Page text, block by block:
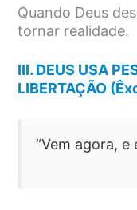
Quando Deus
tornar realidade.
III. DEUS USA
LIBERTAÇÃO
“Vem agora, e